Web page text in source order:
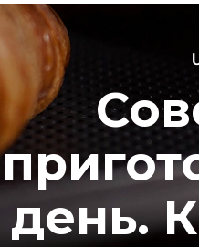
день.